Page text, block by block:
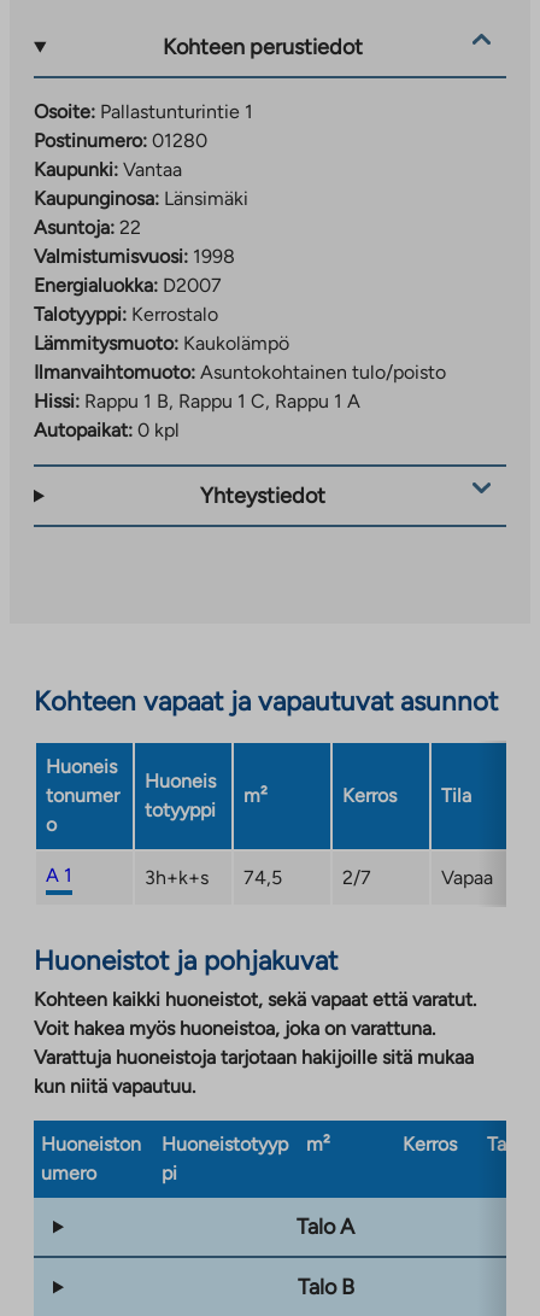
Kohteen perustiedot
Osoite: Pallastunturintie 1
Postinumero: 01280
Kaupunki: Vantaa
Kaupunginosa: Länsimäki
Asuntoja: 22
Valmistumisvuosi: 1998
Energialuokka: D2007
Talotyyppi: Kerrostalo
Lämmitysmuoto: Kaukolämpö
Ilmanvaihtomuoto: Asuntokohtainen tulo/poisto
Hissi: Rappu 1 B, Rappu 1 C, Rappu 1 A
Autopaikat: 0 kpl
Yhteystiedot
Kohteen vapaat ja vapautuvat asunnot
Huoneis
tonumer
o
Huoneis
totyyppi
m² Kerros Tila
A 1 3h+k+s 74,5 2/7 Vapaa
Huoneistot ja pohjakuvat
Kohteen kaikki huoneistot, sekä vapaat että varatut.
Voit hakea myös huoneistoa, joka on varattuna.
Varattuja huoneistoja tarjotaan hakijoille sitä mukaa
kun niitä vapautuu.
Huoneiston
umero
Huoneistotyyp
pi
m² Kerros
Talo A
Talo B